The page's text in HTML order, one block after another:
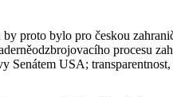
proto bylo pro českou
procesu
USA;